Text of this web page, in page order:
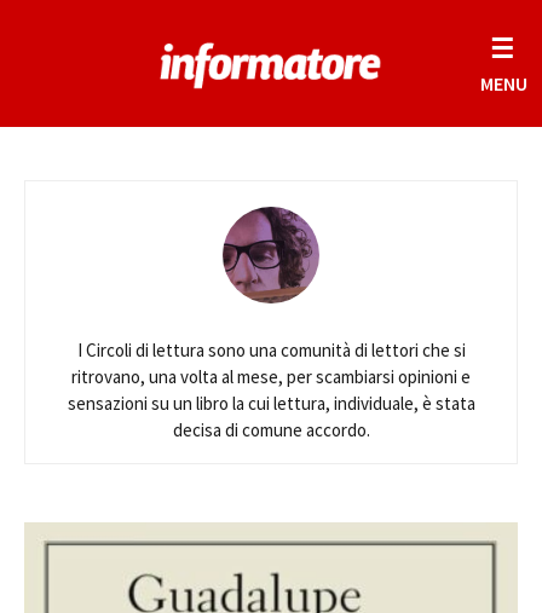
☰
MENU
I Circoli di lettura sono una comunità di lettori che si
ritrovano, una volta al mese, per scambiarsi opinioni e
sensazioni su un libro la cui lettura, individuale, è stata
decisa di comune accordo.